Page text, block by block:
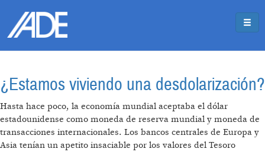
¿Estamos viviendo una desdolarización?
Hasta hace poco, la economía mundial aceptaba el dólar
estadounidense como moneda de reserva mundial y moneda de
transacciones internacionales. Los bancos centrales de Europa y
Asia tenían un apetito insaciable por los valores del Tesoro